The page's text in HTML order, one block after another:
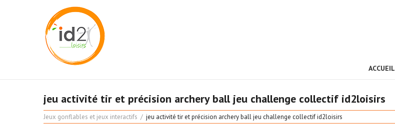
ACCUEIL
jeu activité tir et précision archery ball jeu challenge collectif id2loisirs
Jeux gonflables et jeux interactifs jeu activité tir et précision archery ball jeu challenge collectif id2loisirs